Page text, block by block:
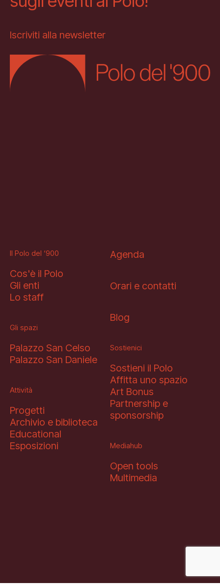
Iscriviti alla newsletter
Il Polo del ‘900
Cos'è il Polo
Gli enti
Lo staff
Gli spazi
Palazzo San Celso
Palazzo San Daniele
Attività
Progetti
Archivio e biblioteca
Educational
Esposizioni
Agenda
Orari e contatti
Blog
Sostienici
Sostieni il Polo
Affitta uno spazio
Art Bonus
Partnership e
sponsorship
Mediahub
Open tools
Multimedia